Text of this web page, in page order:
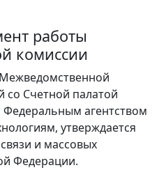
работы
комиссии
Межведомственной
со Счетной палатой
агентством
утверждается
и массовых
Федерации.